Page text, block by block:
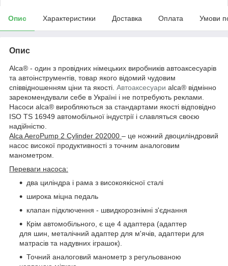
Опис Характеристики Доставка Оплата Умови
Опис
Аlca® - один з провідних німецьких виробників автоаксесуарів
та автоінструментів, товар якого відомий чудовим
співвідношенням ціни та якості. Автоаксесуари alca® відмінно
зарекомендували себе в Україні і не потребують реклами.
Насоси alca® виробляються за стандартами якості відповідно
ISO TS 16949 автомобільної індустрії і славляться своєю
надійністю.
Alca AeroPump 2 Cylinder 202000 – це ножний двоциліндровий
насос високої продуктивності з точним аналоговим
манометром.
Переваги насоса:
два циліндра і рама з високоякісної сталі
широка міцна педаль
клапан підключення - швидкорознімні з'єднання
Крім автомобільного, є ще 4 адаптера (адаптер
для шин, металічний адаптер для м'ячів, адаптери для
матрасів та надувних іграшок).
Точний аналоговий манометр з регульованою